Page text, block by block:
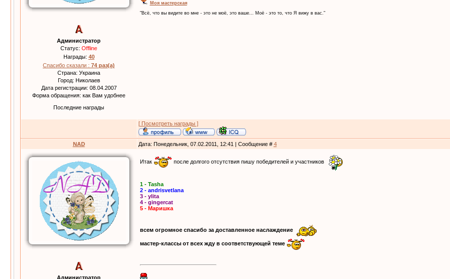
Администратор
Статус: Offline
Награды: 40
Спасибо сказали : 74 раз(а)
Страна: Украина
Город: Николаев
Дата регистрации: 08.04.2007
Форма обращения: как Вам удобнее
Последние награды
Моя мастерская
"Всё, что вы видите во мне - это не моё, это ваше... Моё - это то, что Я вижу в вас."
[ Посмотреть награды ]
NAD Дата: Понедельник, 07.02.2011, 12:41 | Сообщение # 4
Администратор
Итак после долгого отсутствия пишу победителей и участников
1 - Tasha
2 - andrisvetlana
3 - ylita
4 - gingercat
5 - Маришка
всем огромное спасибо за доставленное наслаждение
мастер-классы от всех жду в соответствующей теме